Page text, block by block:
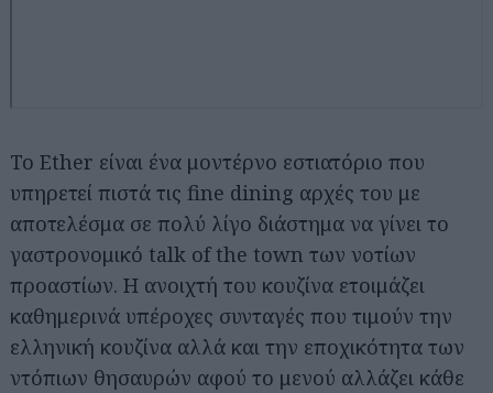
Το Ether είναι ένα μοντέρνο εστιατόριο που
υπηρετεί πιστά τις fine dining αρχές του με
αποτελέσμα σε πολύ λίγο διάστημα να γίνει το
γαστρονομικό talk of the town των νοτίων
προαστίων. Η ανοιχτή του κουζίνα ετοιμάζει
καθημερινά υπέροχες συνταγές που τιμούν την
ελληνική κουζίνα αλλά και την εποχικότητα των
ντόπιων θησαυρών αφού το μενού αλλάζει κάθε